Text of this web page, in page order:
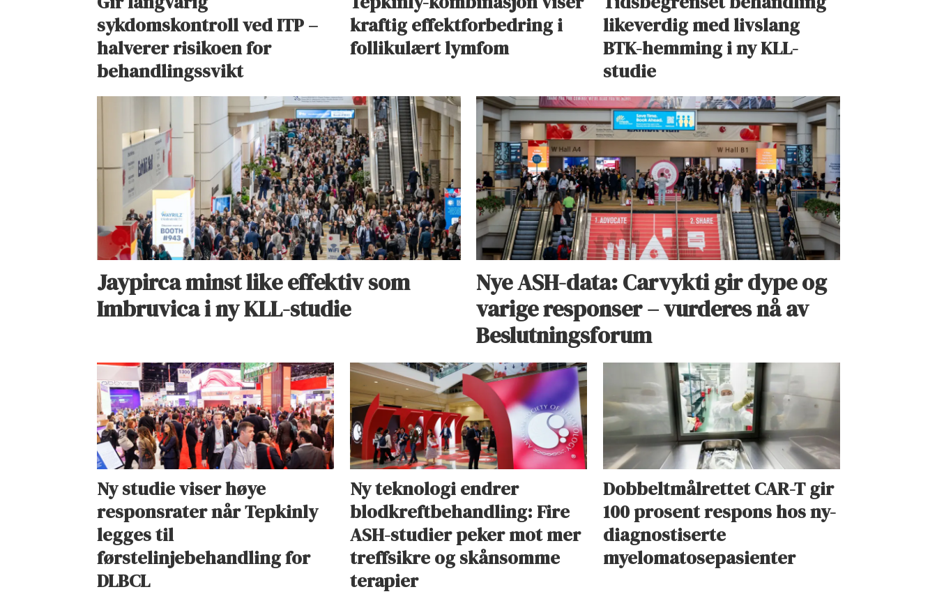
sykdomskontroll ved ITP –
halverer risikoen for
behandlingssvikt
kraftig effektforbedring i
follikulært lymfom
likeverdig med livslang
BTK-hemming i ny KLL-
studie
Jaypirca minst like effektiv som
Imbruvica i ny KLL-studie
Nye ASH-data: Carvykti gir dype og
varige responser – vurderes nå av
Beslutningsforum
Ny studie viser høye
responsrater når Tepkinly
legges til
førstelinjebehandling for
DLBCL
Ny teknologi endrer
blodkreftbehandling: Fire
ASH-studier peker mot mer
treffsikre og skånsomme
terapier
Dobbeltmålrettet CAR-T gir
100 prosent respons hos ny-
diagnostiserte
myelomatosepasienter